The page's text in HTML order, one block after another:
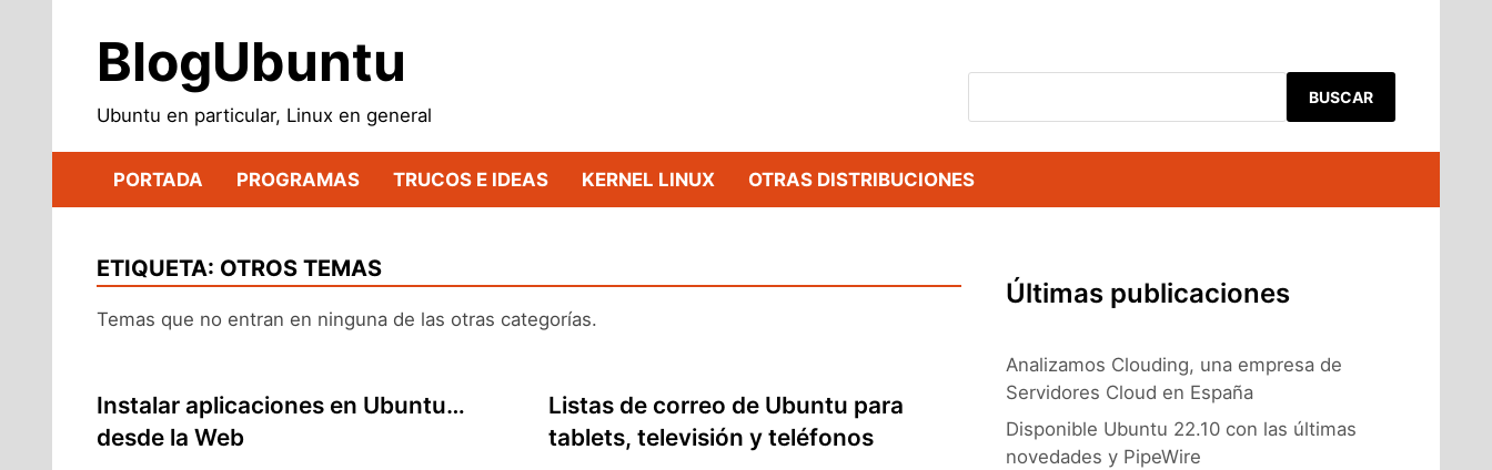
contenidoBlogUbuntu
Ubuntu en particular, Linux en general
BUSCAR
PORTADA PROGRAMAS TRUCOS E IDEAS KERNEL LINUX OTRAS DISTRIBUCIONES
ETIQUETA: OTROS TEMAS
Temas que no entran en ninguna de las otras categorías.
Instalar aplicaciones en Ubuntu…
desde la Web
Listas de correo de Ubuntu para
tablets, televisión y teléfonos
Últimas publicaciones
Analizamos Clouding, una empresa de
Servidores Cloud en España
Disponible Ubuntu 22.10 con las últimas
novedades y PipeWire